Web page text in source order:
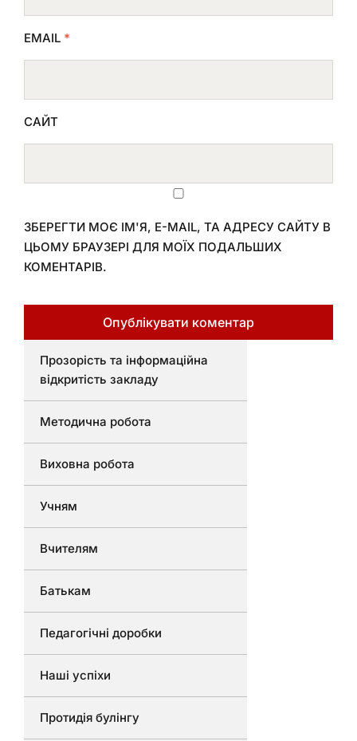
EMAIL *
САЙТ
ЗБЕРЕГТИ МОЄ ІМ'Я, E-MAIL, ТА АДРЕСУ САЙТУ В
ЦЬОМУ БРАУЗЕРІ ДЛЯ МОЇХ ПОДАЛЬШИХ
КОМЕНТАРІВ.
Прозорість та інформаційна
відкритість закладу
Методична робота
Виховна робота
Учням
Вчителям
Батькам
Педагогічні доробки
Наші успіхи
Протидія булінгу